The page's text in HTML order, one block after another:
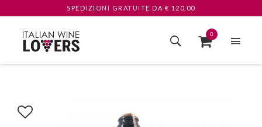
SPEDIZIONI GRATUITE DA € 120,00
0